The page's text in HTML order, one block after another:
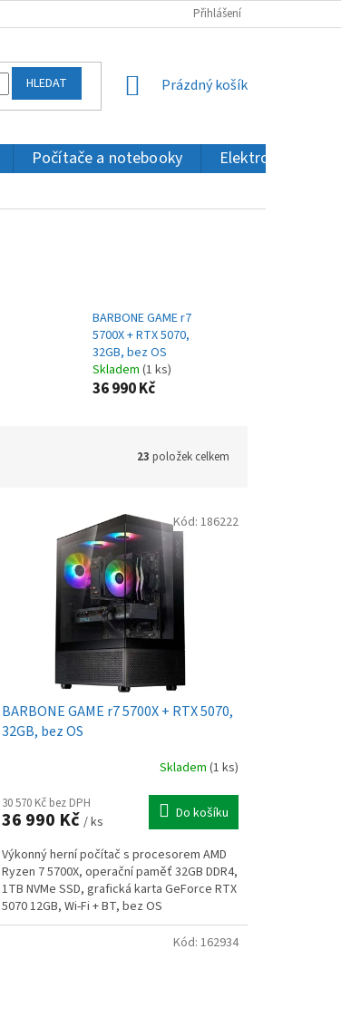
Přihlášení
HLEDAT
NÁKUPNÍ
Prázdný košík
Počítače a notebooky Elektronika a IT
BARBONE GAME r7
5700X + RTX 5070,
32GB, bez OS
Skladem (1 ks)
36 990 Kč
23 položek celkem
BARBONE GAME r7 5700X + RTX 5070,
32GB, bez OS
Skladem (1 ks)
30 570 Kč bez DPH
36 990 Kč / ks Do košíku
Výkonný herní počítač s procesorem AMD
Ryzen 7 5700X, operační paměť 32GB DDR4,
1TB NVMe SSD, grafická karta GeForce RTX
5070 12GB, Wi-Fi + BT, bez OS
Kód: 186222
Kód: 162934